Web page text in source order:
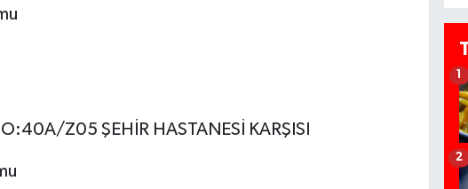
Z05 ŞEHİR HASTANESİ KARŞISI
1
2